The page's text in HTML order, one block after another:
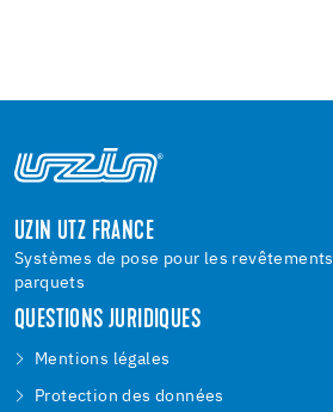
UZIN UTZ FRANCE
Systèmes de pose pour les
parquets
QUESTIONS JURIDIQUES
Mentions légales
Protection des données